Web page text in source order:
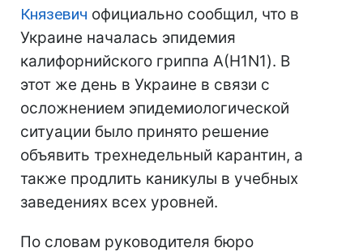
Князевич официально сообщил, что в
Украине началась эпидемия
калифорнийского гриппа А(H1N1). В
этот же день в Украине в связи с
осложнением эпидемиологической
ситуации было принято решение
объявить трехнедельный карантин, а
также продлить каникулы в учебных
заведениях всех уровней.
По словам руководителя бюро